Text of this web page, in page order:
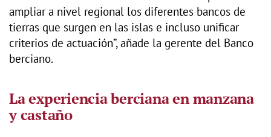
ampliar a nivel regional los diferentes bancos de
tierras que surgen en las islas e incluso unificar
criterios de actuación”, añade la gerente del Banco
berciano.
La experiencia berciana en manzana
y castaño